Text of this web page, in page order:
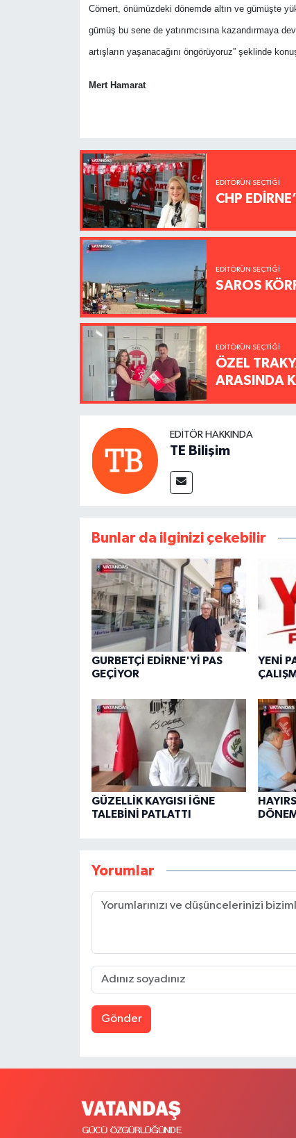
Cömert, önümüzdeki dönemde altın ve gümüşte
gümüş bu sene de yatırımcısına kazandırmaya
artışların yaşanacağını öngörüyoruz” şeklinde
Mert Hamarat
EDITÖRÜN SEÇTIĞI
CHP
EDITÖRÜN SEÇTIĞI
SAROS
EDITÖRÜN SEÇTIĞI
ÖZEL
ARASINDA
EDITÖR HAKKINDA
TE Bilişim
Bunlar da ilginizi çekebilir
GURBETÇİ EDİRNE'Yİ PAS
GEÇİYOR
YENİ
GÜZELLİK KAYGISI İĞNE
TALEBİNİ PATLATTI
Yorumlar
Gönder